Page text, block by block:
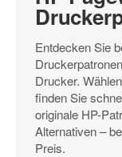
Entdecken Sie
Drucker.
finden Sie
originale HP-
Alternativen –
Preis.